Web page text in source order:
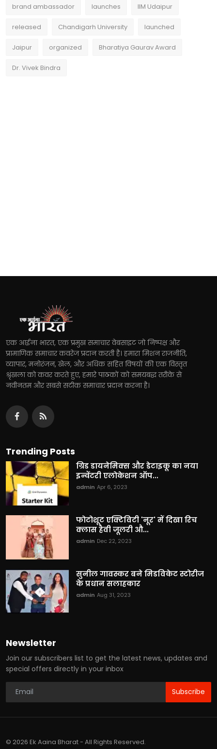
brand ambassador launches IIM Udaipur
released Chandigarh University launched
Jaipur organized Bharatiya Gaurav Award
Dr. Vivek Bindra
एक आईना भारत, एक प्रमुख समाचार वेबसाइट जो निष्पक्ष और
प्रामाणिक समाचार कवरेज प्रदान करती है। हमारा मिशन राजनीति,
व्यापार, मनोरंजन, खेल, और अधिक सहित विषयों की एक विस्तृत
श्रृंखला को कवर करते हुए, हमारे पाठकों को समयबद्ध तरीके से
नवीनतम और सबसे सटीक समाचार प्रदान करना है।
Trending Posts
ग्रिड डायनेमिक्स और डेटाइकू का नया
इन्वेंटरी एलोकेशन ऑप...
admin Apr 6, 2023
फोटोशूट एक्टिविटी 'नूर' में दिखा रिच
क्लास हैवी जूलरी औ...
admin Dec 22, 2023
सुनील गावस्कर बने मिडविकेट स्टोरीज
के प्रधान सलाहकार
admin Aug 31, 2023
Newsletter
Join our subscribers list to get the latest news, updates and
special offers directly in your inbox
Subscribe
© 2026 Ek Aaina Bharat - All Rights Reserved.